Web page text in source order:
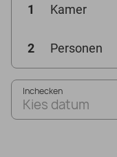
1 Kamer
2 Personen
Inchecken
Kies datum